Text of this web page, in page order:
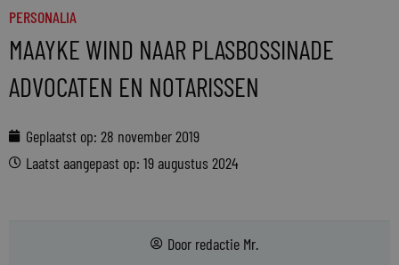
PERSONALIA
MAAYKE WIND NAAR PLASBOSSINADE
ADVOCATEN EN NOTARISSEN
Geplaatst op: 28 november 2019
Laatst aangepast op: 19 augustus 2024
Door redactie Mr.